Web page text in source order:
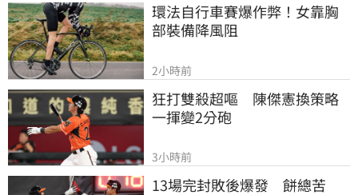
環法自行車賽爆作弊！女靠胸
部裝備降風阻
2小時前
狂打雙殺超嘔　陳傑憲換策略
一揮變2分砲
3小時前
13場完封敗後爆發　餅總苦